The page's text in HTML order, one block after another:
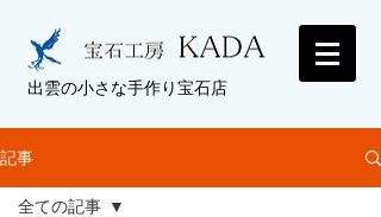
出雲の小さな手作り宝石店
記事
全ての記事